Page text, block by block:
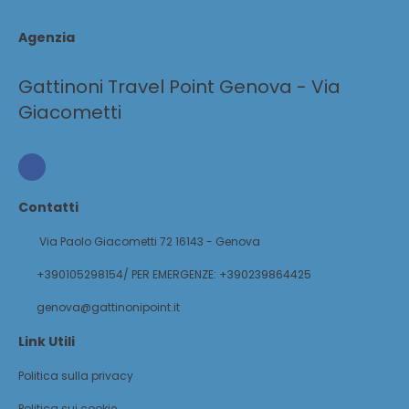
Agenzia
Gattinoni Travel Point Genova - Via
Giacometti
Contatti
Via Paolo Giacometti 72 16143 - Genova
+390105298154/ PER EMERGENZE: +390239864425
genova@gattinonipoint.it
Link Utili
Politica sulla privacy